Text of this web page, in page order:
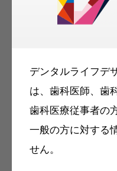
デンタルライフデ
は、歯科医師、歯
歯科医療従事者の
一般の方に対する
せん。
容のメールマ
メ